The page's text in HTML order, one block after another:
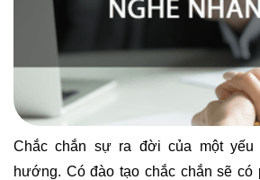
Chắc chắn sự ra đời của một
hướng. Có đào tạo chắc chắn sẽ có